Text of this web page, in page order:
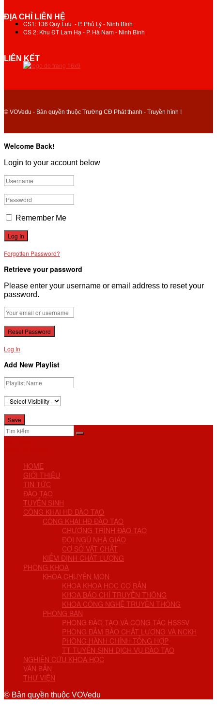
ĐỊA CHỈ LIÊN HỆ
CS1: 136 Quy Lưu - P. Phủ Lý - Ninh Bình
CS 2: Khu ĐT Lam Hạ - P. Hà Nam - Ninh Bình
LIÊN KẾT
© VOVedu - Bản quyền thuộc Trường CĐ Phát thanh - Truyền hình I
Welcome Back!
Login to your account below
Remember Me
Forgotten Password?
Retrieve your password
Please enter your username or email address to reset your
password.
Log In
Add New Playlist
HOME
GIỚI THIỆU
TIN TỨC
ĐÀO TẠO
TUYỂN SINH
CÔNG KHAI HĐ ĐÀO TẠO
CÔNG KHAI HĐ ĐÀO TẠO
CHƯƠNG TRÌNH ĐÀO TẠO
ĐỘI NGŨ NHÀ GIÁO
CƠ SỞ VẬT CHẤT
KIỂM ĐỊNH CHẤT LƯỢNG
PHÒNG KHOA
KHOA CHUYÊN MÔN
KHOA KHOA HỌC CƠ BẢN
KHOA BÁO CHÍ TRUYỀN THÔNG
KHOA CÔNG NGHỆ TRUYỀN THÔNG
PHÒNG BAN
PHÒNG ĐÀO TẠO VÀ CÔNG TÁC HSSSV
PHÒNG ĐẢM BẢO CHẤT LƯỢNG VÀ NCKH
PHÒNG HÀNH CHÍNH TỔNG HỢP
TT TUYỂN SINH DỊCH VỤ ĐÀO TẠO
NGHIÊN CỨU KHOA HỌC
VĂN BẢN
THƯ VIỆN
© Bản quyền thuộc VOVedu